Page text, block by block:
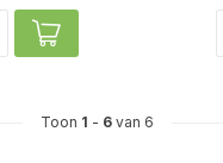
Toon 1 - 6van 6